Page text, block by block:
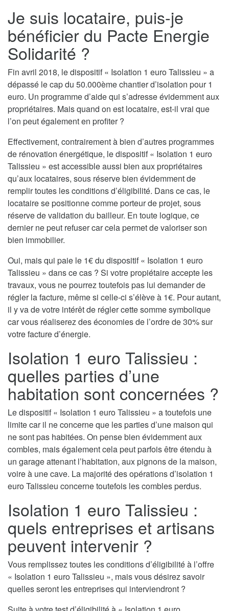
Je suis locataire, puis-je
bénéficier du Pacte Energie
Solidarité ?
Fin avril 2018, le dispositif « Isolation 1 euro Talissieu » a
dépassé le cap du 50.000ème chantier d’isolation pour 1
euro. Un programme d’aide qui s’adresse évidemment aux
propriétaires. Mais quand on est locataire, est-il vrai que
l’on peut également en profiter ?
Effectivement, contrairement à bien d’autres programmes
de rénovation énergétique, le dispositif « Isolation 1 euro
Talissieu » est accessible aussi bien aux propriétaires
qu’aux locataires, sous réserve bien évidemment de
remplir toutes les conditions d’éligibilité. Dans ce cas, le
locataire se positionne comme porteur de projet, sous
réserve de validation du bailleur. En toute logique, ce
dernier ne peut refuser car cela permet de valoriser son
bien immobilier.
Oui, mais qui paie le 1€ du dispositif « Isolation 1 euro
Talissieu » dans ce cas ? Si votre propiétaire accepte les
travaux, vous ne pourrez toutefois pas lui demander de
régler la facture, même si celle-ci s’élève à 1€. Pour autant,
il y va de votre intérêt de régler cette somme symbolique
car vous réaliserez des économies de l’ordre de 30% sur
votre facture d’énergie.
Isolation 1 euro Talissieu :
quelles parties d’une
habitation sont concernées ?
Le dispositif « Isolation 1 euro Talissieu » a toutefois une
limite car il ne concerne que les parties d’une maison qui
ne sont pas habitées. On pense bien évidemment aux
combles, mais également cela peut parfois être étendu à
un garage attenant l’habitation, aux pignons de la maison,
voire à une cave. La majorité des opérations d’isolation 1
euro Talissieu concerne toutefois les combles perdus.
Isolation 1 euro Talissieu :
quels entreprises et artisans
peuvent intervenir ?
Vous remplissez toutes les conditions d’éligibilité à l’offre
« Isolation 1 euro Talissieu », mais vous désirez savoir
quelles seront les entreprises qui interviendront ?